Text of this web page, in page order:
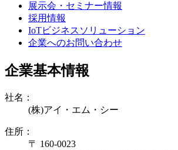
展示会・セミナー情報
採用情報
IoTビジネスソリューション
企業へのお問い合わせ
企業基本情報
社名：
(株)アイ・エム・シー
住所：
〒 160-0023